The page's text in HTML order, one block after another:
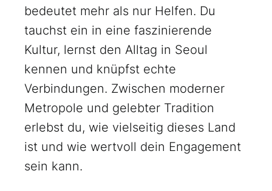
bedeutet mehr als nur Helfen. Du
tauchst ein in eine faszinierende
Kultur, lernst den Alltag in Seoul
kennen und knüpfst echte
Verbindungen. Zwischen moderner
Metropole und gelebter Tradition
erlebst du, wie vielseitig dieses Land
ist und wie wertvoll dein Engagement
sein kann.